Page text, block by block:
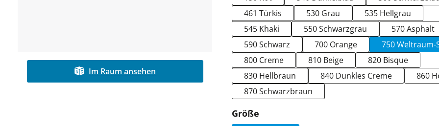
Im Raum ansehen
461 Türkis
530 Grau
535 Hellgrau
545 Khaki
550 Schwarzgrau
570 Asphalt
590 Schwarz
700 Orange
750 Weltraum-
800 Creme
810 Beige
820 Bisque
830 Hellbraun
840 Dunkles Creme
860
870 Schwarzbraun
Größe